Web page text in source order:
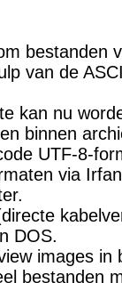
bestanden
van de
kan nu
binnen
UTF-8-
via
DOS.
images in
bestanden